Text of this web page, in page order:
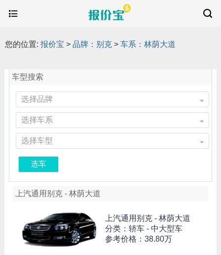
您的位置: 报价宝 > 品牌：别克 > 车系：林荫大道
车型搜索
选择品牌
选择车系
选择车型
选车
上汽通用别克 - 林荫大道
上汽通用别克 - 林荫大道
分类：轿车 - 中大型车
参考价格： 38.80万